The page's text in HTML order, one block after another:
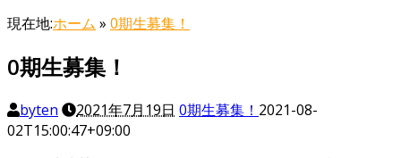
現在地:ホーム » 0期生募集！
0期生募集！
byten 2021年7月19日 0期生募集！ 2021-08-
02T15:00:47+09:00